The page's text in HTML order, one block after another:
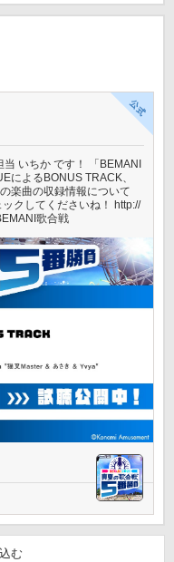
いちか です！ 「BEMANI
によるBONUS TRACK、
楽曲の収録情報について
クしてくださいね！ http://
歌合戦
む